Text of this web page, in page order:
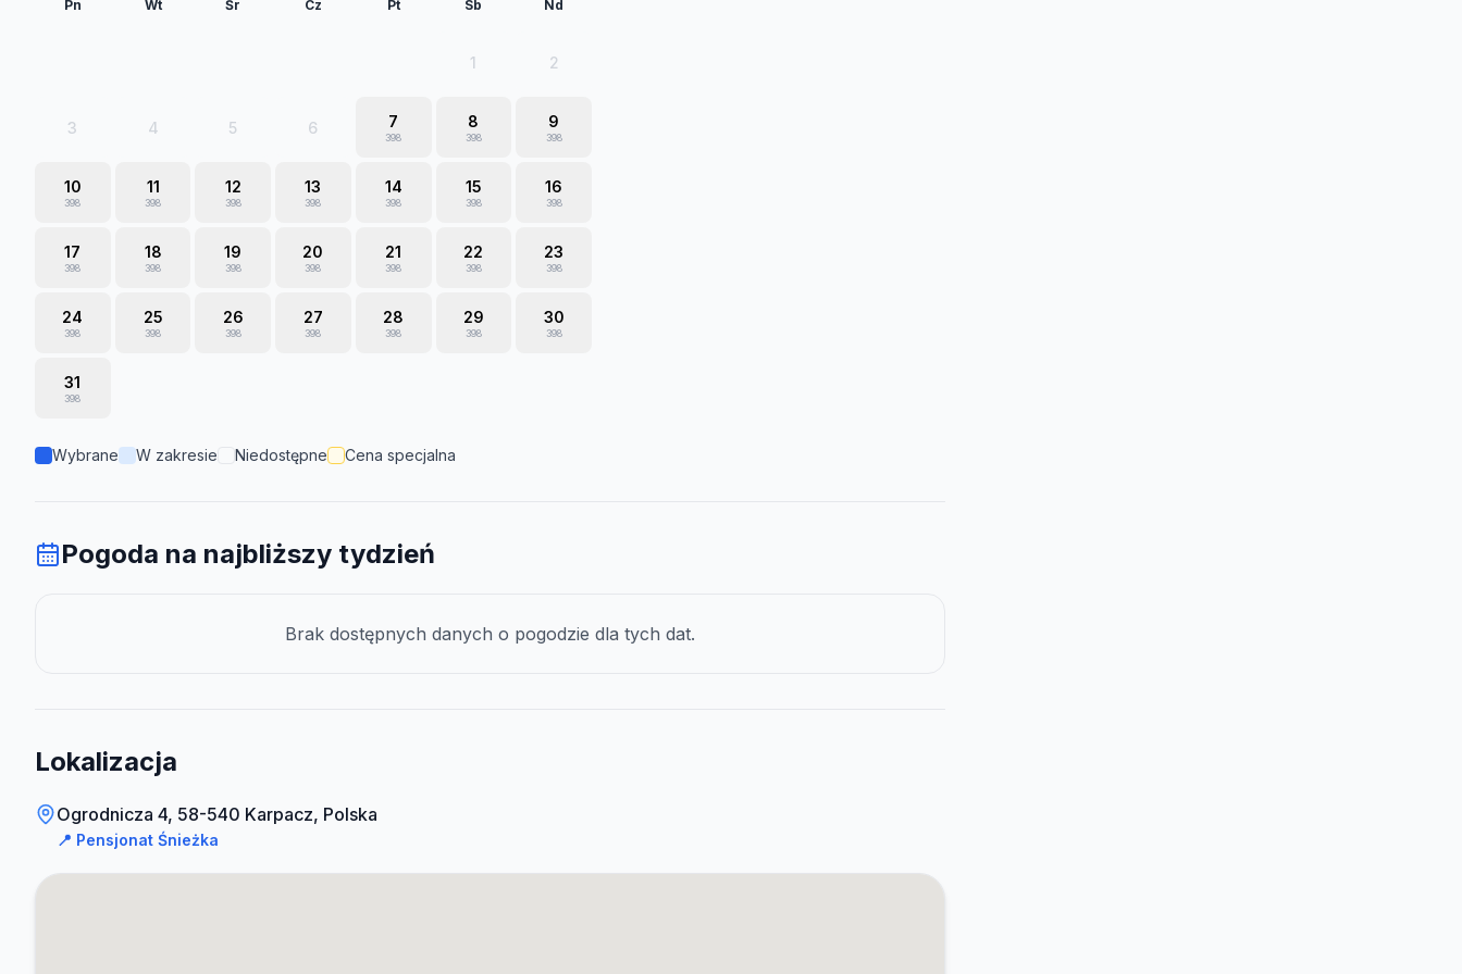
Pn Wt Śr Cz Pt Sb Nd
1 2
3 4 5 6 7
398
8
398
9
398
10
398
11
398
12
398
13
398
14
398
15
398
16
398
17
398
18
398
19
398
20
398
21
398
22
398
23
398
24
398
25
398
26
398
27
398
28
398
29
398
30
398
31
398
Wybrane W zakresie Niedostępne Cena specjalna
Pogoda na najbliższy tydzień
Brak dostępnych danych o pogodzie dla tych dat.
Lokalizacja
Ogrodnicza 4, 58-540 Karpacz, Polska
📍 Pensjonat Śnieżka